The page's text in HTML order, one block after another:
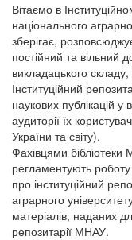
Вітаємо в
національного
зберігає,
постійний та вільний
викладацького складу,
Інституційний
наукових публікацій
аудиторії їх
України та світу).
Фахівцями
регламентують
про інституційний
аграрного
матеріалів, наданих
репозитарії МНАУ.